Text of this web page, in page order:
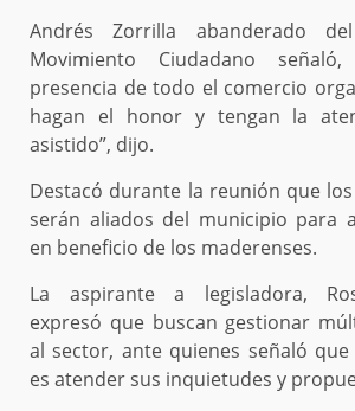
Andrés Zorrilla abanderado
Movimiento Ciudadano
presencia de todo el comercio
hagan el honor y tengan la
asistido”, dijo.
Destacó durante la reunión que
serán aliados del municipio para
en beneficio de los maderenses.
La aspirante a legisladora,
expresó que buscan gestionar
al sector, ante quienes señaló
es atender sus inquietudes y